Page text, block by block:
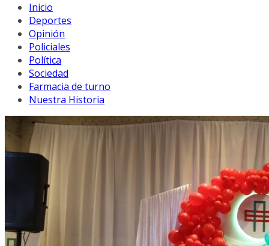
Inicio
Deportes
Opinión
Policiales
Política
Sociedad
Farmacia de turno
Nuestra Historia